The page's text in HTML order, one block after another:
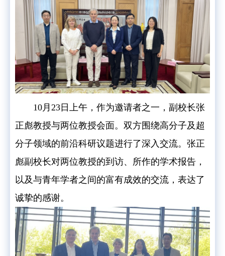
10月23日上午，作为邀请者之一，副校长张
正彪教授与两位教授会面。双方围绕高分子及超
分子领域的前沿科研议题进行了深入交流。张正
彪副校长对两位教授的到访、所作的学术报告，
以及与青年学者之间的富有成效的交流，表达了
诚挚的感谢。